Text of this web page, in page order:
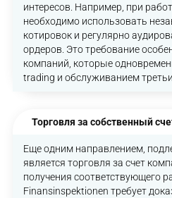
интересов. Например, при
необходимо использовать
котировок и регулярно
ордеров. Это требование
компаний, которые
trading и обслуживанием
Торговля за собственный
Еще одним направлением,
является торговля за счет
получения соответствующего
Finansinspektionen требует